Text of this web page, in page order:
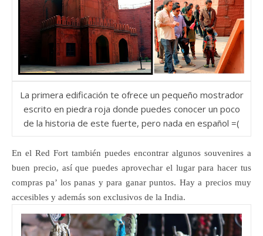
La primera edificación te ofrece un pequeño mostrador
escrito en piedra roja donde puedes conocer un poco
de la historia de este fuerte, pero nada en español =(
En el Red Fort también puedes encontrar algunos souvenires a
buen precio, así que puedes aprovechar el lugar para hacer tus
compras pa’ los panas y para ganar puntos. Hay a precios muy
accesibles y además son exclusivos de la India.